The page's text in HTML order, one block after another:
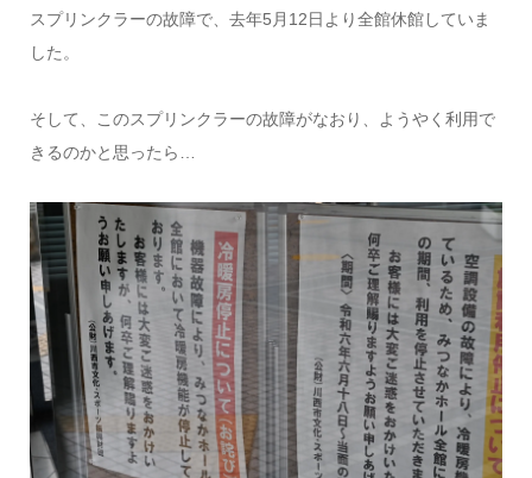
スプリンクラーの故障で、去年5月12日より全館休館していま
した。
そして、このスプリンクラーの故障がなおり、ようやく利用で
きるのかと思ったら…